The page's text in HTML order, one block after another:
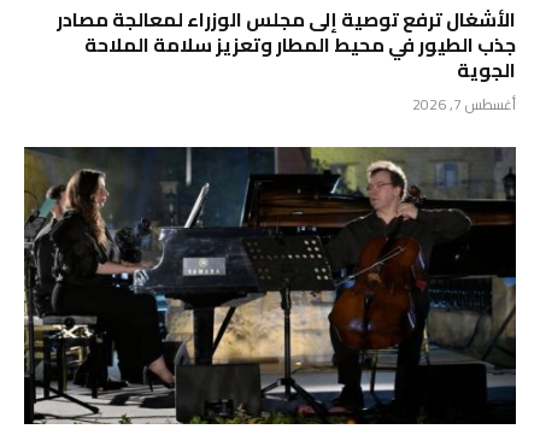
الأشغال ترفع توصية إلى مجلس الوزراء لمعالجة مصادر
جذب الطيور في محيط المطار وتعزيز سلامة الملاحة
الجوية
أغسطس 7, 2026